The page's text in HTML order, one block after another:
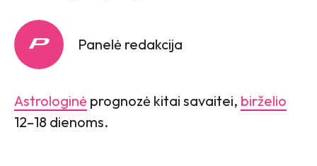
Panelė redakcija
Astrologinė prognozė kitai savaitei, birželio
12–18 dienoms.